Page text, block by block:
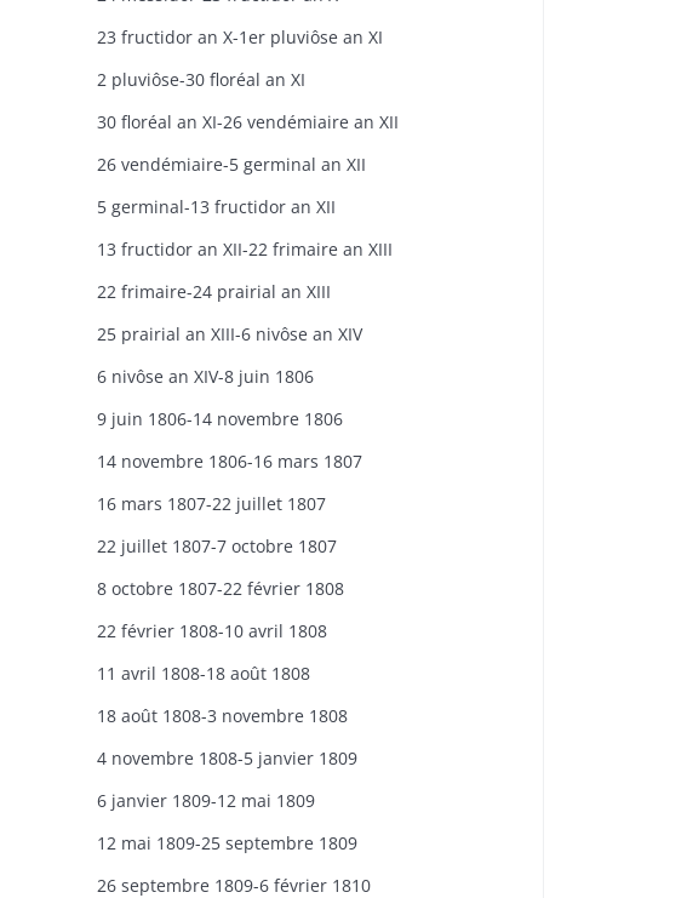
23 fructidor an X-1er pluviôse an XI
2 pluviôse-30 floréal an XI
30 floréal an XI-26 vendémiaire an XII
26 vendémiaire-5 germinal an XII
5 germinal-13 fructidor an XII
13 fructidor an XII-22 frimaire an XIII
22 frimaire-24 prairial an XIII
25 prairial an XIII-6 nivôse an XIV
6 nivôse an XIV-8 juin 1806
9 juin 1806-14 novembre 1806
14 novembre 1806-16 mars 1807
16 mars 1807-22 juillet 1807
22 juillet 1807-7 octobre 1807
8 octobre 1807-22 février 1808
22 février 1808-10 avril 1808
11 avril 1808-18 août 1808
18 août 1808-3 novembre 1808
4 novembre 1808-5 janvier 1809
6 janvier 1809-12 mai 1809
12 mai 1809-25 septembre 1809
26 septembre 1809-6 février 1810